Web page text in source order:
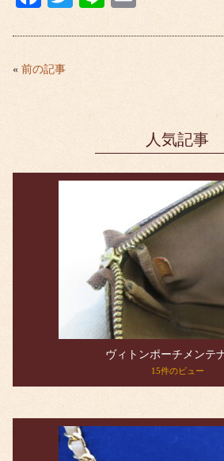
bo
ok
tte
ail
« 前の記事
人気記事
ヴィトンポーチメンテ
15件のビュー